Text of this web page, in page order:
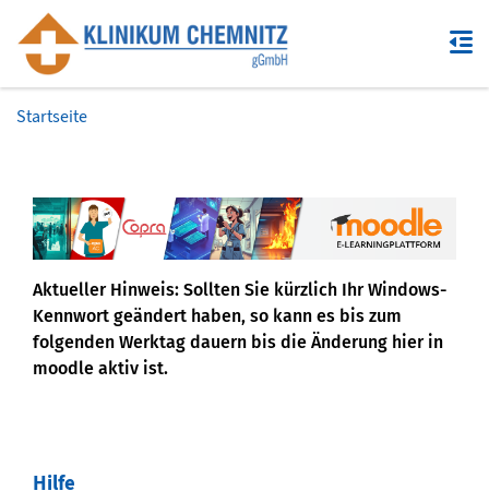
Startseite
Aktueller Hinweis: Sollten Sie kürzlich Ihr Windows-
Kennwort geändert haben, so kann es bis zum
folgenden Werktag dauern bis die Änderung hier in
moodle aktiv ist.
Hilfe überspringen
Hilfe